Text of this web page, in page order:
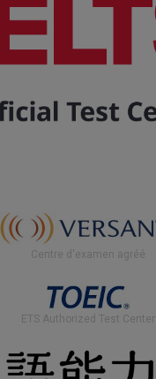
Centre d'examen agréé
ETS Authorized Test Center